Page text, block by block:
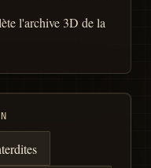
l'archive 3D de la